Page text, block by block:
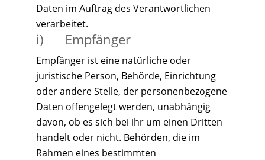
Daten im Auftrag des Verantwortlichen
verarbeitet.
i) Empfänger
Empfänger ist eine natürliche oder
juristische Person, Behörde, Einrichtung
oder andere Stelle, der personenbezogene
Daten offengelegt werden, unabhängig
davon, ob es sich bei ihr um einen Dritten
handelt oder nicht. Behörden, die im
Rahmen eines bestimmten